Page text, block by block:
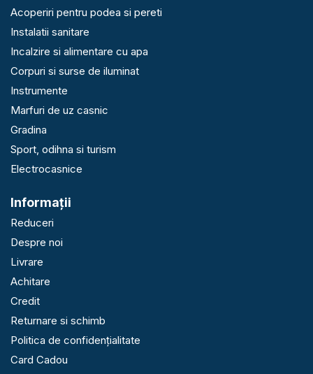
Acoperiri pentru podea si pereti
Instalatii sanitare
Incalzire si alimentare cu apa
Corpuri si surse de iluminat
Instrumente
Marfuri de uz casnic
Gradina
Sport, odihna si turism
Electrocasnice
Informaţii
Reduceri
Despre noi
Livrare
Achitare
Credit
Returnare si schimb
Politica de confidențialitate
Card Cadou